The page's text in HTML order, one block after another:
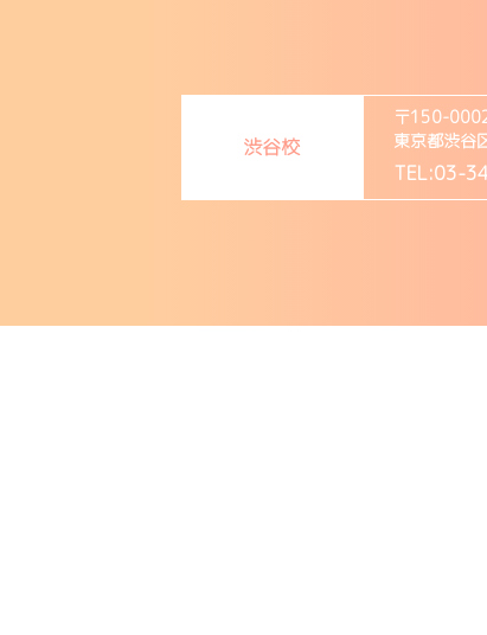
渋谷校
〒150-
東京都渋谷
TEL:03-